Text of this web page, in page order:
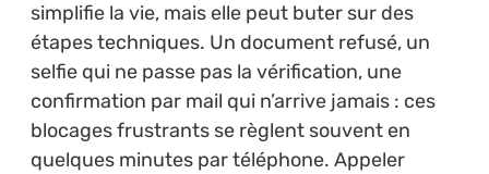
simplifie la vie, mais elle peut buter sur des
étapes techniques. Un document refusé, un
selfie qui ne passe pas la vérification, une
confirmation par mail qui n’arrive jamais : ces
blocages frustrants se règlent souvent en
quelques minutes par téléphone. Appeler